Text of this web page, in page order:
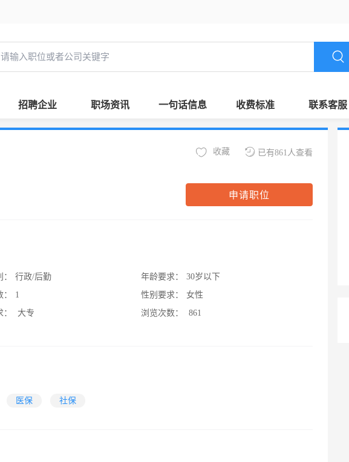
招聘企业 职场资讯 一句话信息 收费标准 联系客服
已有861人查看
收藏
申请职位
行政/后勤
1
大专
年龄要求：
30岁以下
性别要求：
女性
浏览次数：
861
医保 社保